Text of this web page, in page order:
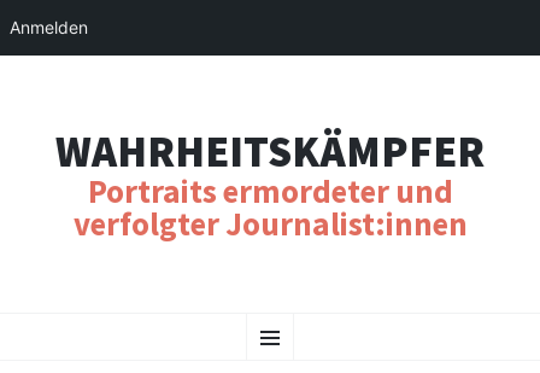
WAHRHEITSKÄMPFER
Portraits ermordeter und
verfolgter Journalist:innen
Menu
TO
Anmelden